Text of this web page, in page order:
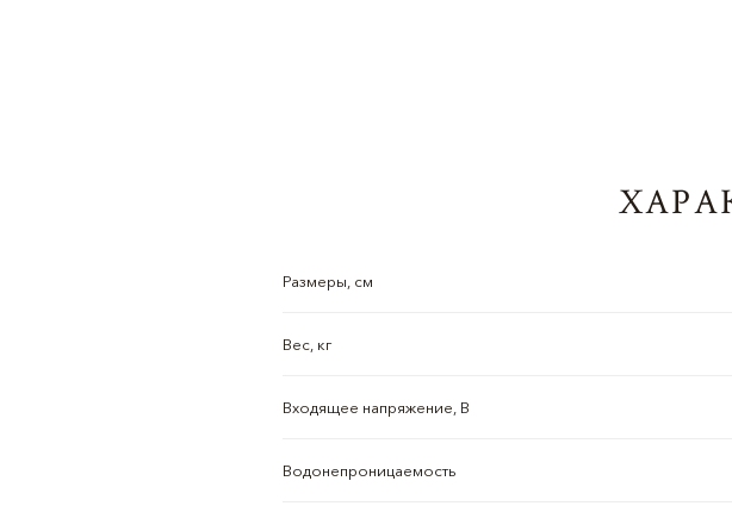
Размеры, см
Вес, кг
Входящее напряжение, В
Водонепроницаемость